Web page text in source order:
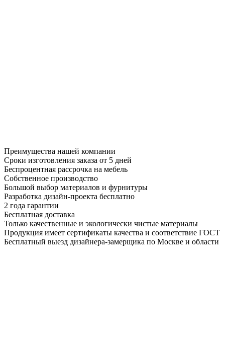
Преимущества нашей компании
Сроки изготовления заказа от 5 дней
Беспроцентная рассрочка на мебель
Собственное производство
Большой выбор материалов и фурнитуры
Разработка дизайн-проекта бесплатно
2 года гарантии
Бесплатная доставка
Только качественные и экологически чистые материалы
Продукция имеет сертификаты качества и соответствие ГОСТ
Бесплатный выезд дизайнера-замерщика по Москве и области